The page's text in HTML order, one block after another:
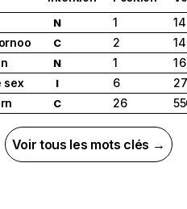
N 1
C 2
N 1
1
sex
I 6
C 26
Voir tous les mots clés →